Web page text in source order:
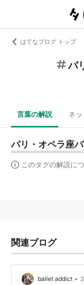
はてなブログ トップ
パ
言葉の解説 ネ
パリ・オペラ座
このタグの解説に
関連ブログ
ballet addict •